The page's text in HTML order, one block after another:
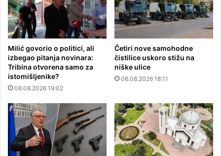
Milić govorio o politici, ali
izbegao pitanja novinara:
Tribina otvorena samo za
istomišljenike?
06.08.2026 19:02
Četiri nove samohodne
čistilice uskoro stižu na
niške ulice
06.08.2026 18:11